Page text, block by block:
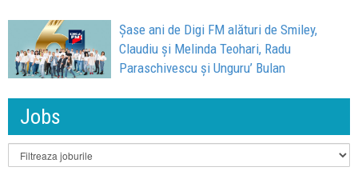
Șase ani de Digi FM alături de Smiley,
Claudiu și Melinda Teohari, Radu
Paraschivescu și Unguru’ Bulan
Jobs